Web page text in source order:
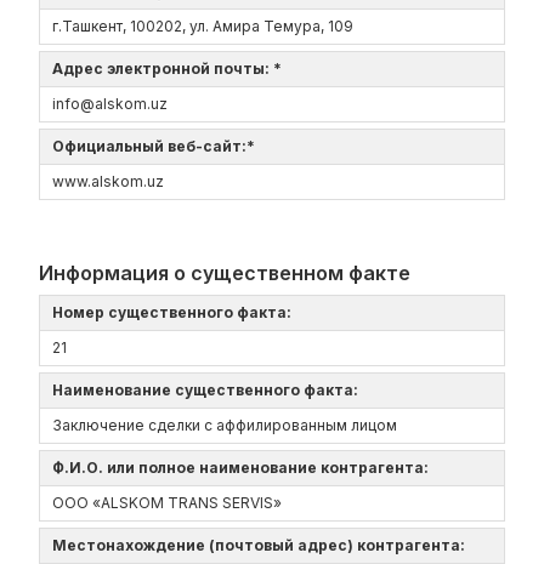
г.Ташкент, 100202, ул. Амира Темура, 109
Адрес электронной почты: *
info@alskom.uz
Официальный веб-сайт:*
www.alskom.uz
Информация о существенном факте
Номер существенного факта:
21
Наименование существенного факта:
Заключение сделки с аффилированным лицом
Ф.И.О. или полное наименование контрагента:
ООО «ALSKOM TRANS SERVIS»
Местонахождение (почтовый адрес) контрагента: